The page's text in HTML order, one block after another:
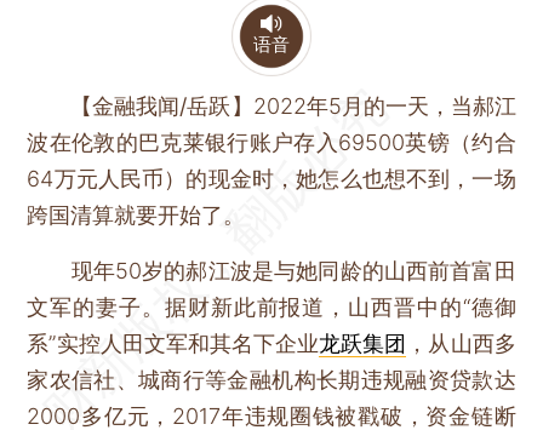
语音
【金融我闻/岳跃】 2022年5月的一天，当郝江
波在伦敦的巴克莱银行账户存入69500英镑（约合
64万元人民币）的现金时，她怎么也想不到，一场
跨国清算就要开始了。
现年50岁的郝江波是与她同龄的山西前首富田
文军的妻子。据财新此前报道，山西晋中的“德御
系”实控人田文军和其名下企业龙跃集团 ，从山西多
家农信社、城商行等金融机构长期违规融资贷款达
2000多亿元，2017年违规圈钱被戳破，资金链断